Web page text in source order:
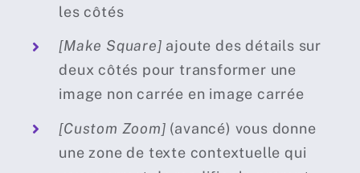
les côtés
[Make Square] ajoute des détails sur
deux côtés pour transformer une
image non carrée en image carrée
[Custom Zoom] (avancé) vous donne
une zone de texte contextuelle qui